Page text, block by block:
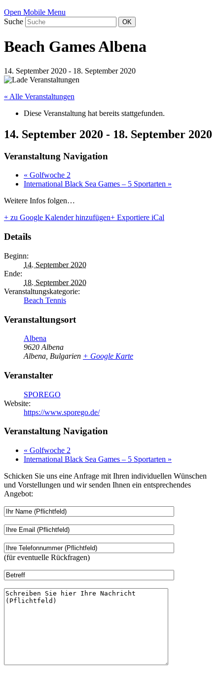
Open Mobile Menu
Suche
OK
Beach Games Albena
14. September 2020 - 18. September 2020
« Alle Veranstaltungen
Diese Veranstaltung hat bereits stattgefunden.
14. September 2020 - 18. September 2020
Veranstaltung Navigation
« Golfwoche 2
International Black Sea Games – 5 Sportarten »
Weitere Infos folgen…
+ zu Google Kalender hinzufügen+ Exportiere iCal
Details
Beginn:
14. September 2020
Ende:
18. September 2020
Veranstaltungskategorie:
Beach Tennis
Veranstaltungsort
Albena
9620 Albena
Albena Bulgarien + Google Karte
Veranstalter
SPOREGO
Website:
https://www.sporego.de/
Veranstaltung Navigation
« Golfwoche 2
International Black Sea Games – 5 Sportarten »
Schicken Sie uns eine Anfrage mit Ihren individuellen Wünschen
und Vorstellungen und wir senden Ihnen ein entsprechendes
Angebot:
(für eventuelle Rückfragen)